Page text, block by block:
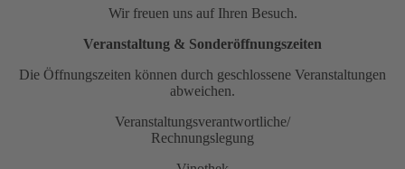
Wir freuen uns auf Ihren Besuch.
Veranstaltung & Sonderöffnungszeiten
Die Öffnungszeiten können durch geschlossene Veranstaltungen
abweichen.
Veranstaltungsverantwortliche/
Rechnungslegung